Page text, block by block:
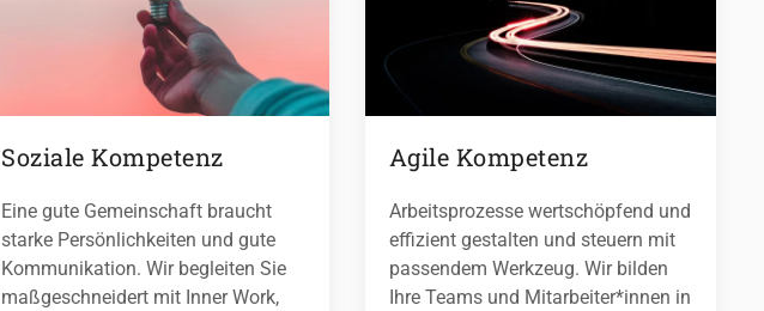
Soziale Kompetenz
Eine gute Gemeinschaft braucht
starke Persönlichkeiten und gute
Kommunikation. Wir begleiten Sie
maßgeschneidert mit Inner Work,
Agile Kompetenz
Arbeitsprozesse wertschöpfend und
effizient gestalten und steuern mit
passendem Werkzeug. Wir bilden
Ihre Teams und Mitarbeiter*innen in